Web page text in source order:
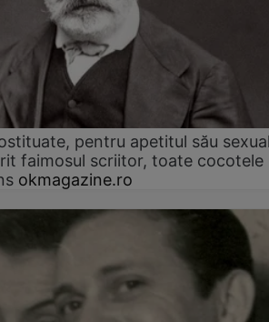
pentru apetitul său
faimosul scriitor, toate cocotele
okmagazine.ro